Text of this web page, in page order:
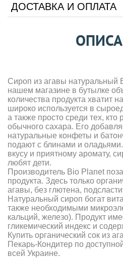
ДОСТАВКА И ОПЛАТА
Сироп из агавы натуральный
нашем магазине в бутылке
количества продукта хватит
широко используется в
а также просто среди тех, кто
обычного сахара. Его
натуральные конфеты и
подают с блинами и
вкусу и приятному аромату,
любят дети.
Производитель Bio Planet
продукта. Здесь только
агавы, без глютена,
Натуральный сироп богат
также необходимыми
кальций, железо). Продукт
гликемический индекс и
Купить органический сок из
Пекарь-Кондитер по
всей Украине.